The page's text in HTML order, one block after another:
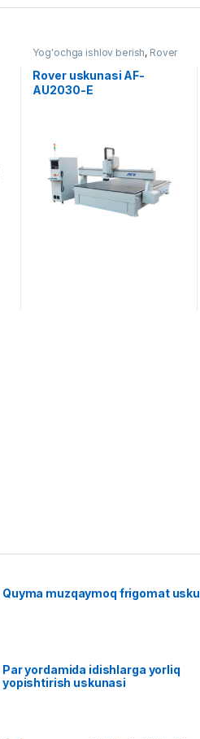
Yog'ochga ishlov berish, Rover
Rover uskunasi AF-
AU2030-E
Quyma muzqaymoq frigomat
Par yordamida idishlarga yorliq
yopishtirish uskunasi